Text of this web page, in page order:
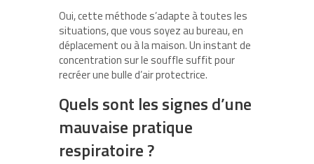
Oui, cette méthode s’adapte à toutes les
situations, que vous soyez au bureau, en
déplacement ou à la maison. Un instant de
concentration sur le souffle suffit pour
recréer une bulle d’air protectrice.
Quels sont les signes d’une
mauvaise pratique
respiratoire ?